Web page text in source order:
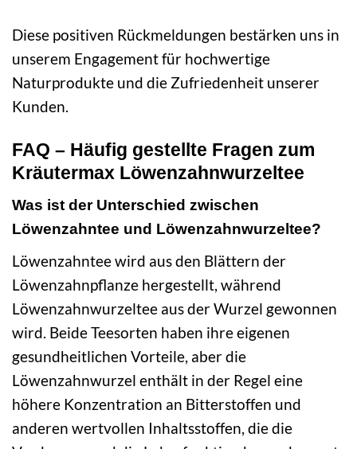
Diese positiven Rückmeldungen bestärken uns in
unserem Engagement für hochwertige
Naturprodukte und die Zufriedenheit unserer
Kunden.
FAQ – Häufig gestellte Fragen zum
Kräutermax Löwenzahnwurzeltee
Was ist der Unterschied zwischen
Löwenzahntee und Löwenzahnwurzeltee?
Löwenzahntee wird aus den Blättern der
Löwenzahnpflanze hergestellt, während
Löwenzahnwurzeltee aus der Wurzel gewonnen
wird. Beide Teesorten haben ihre eigenen
gesundheitlichen Vorteile, aber die
Löwenzahnwurzel enthält in der Regel eine
höhere Konzentration an Bitterstoffen und
anderen wertvollen Inhaltsstoffen, die die